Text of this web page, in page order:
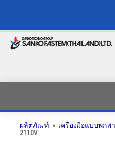
ผลิตภัณฑ์ » ​ เครื่องมือแบบพกพา
2110V